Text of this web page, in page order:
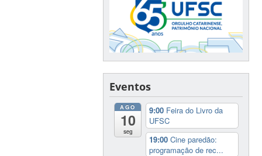
Eventos
AGO
10
seg
9:00 Feira do Livro da
UFSC
19:00Cine paredão:
programação de rec...